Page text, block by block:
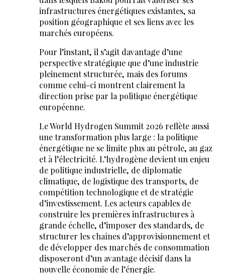
infrastructures énergétiques existantes, sa
position géographique et ses liens avec les
marchés européens.
Pour l’instant, il s’agit davantage d’une
perspective stratégique que d’une industrie
pleinement structurée, mais des forums
comme celui-ci montrent clairement la
direction prise par la politique énergétique
européenne.
Le World Hydrogen Summit 2026 reflète aussi
une transformation plus large : la politique
énergétique ne se limite plus au pétrole, au gaz
et à l’électricité. L’hydrogène devient un enjeu
de politique industrielle, de diplomatie
climatique, de logistique des transports, de
compétition technologique et de stratégie
d’investissement. Les acteurs capables de
construire les premières infrastructures à
grande échelle, d’imposer des standards, de
structurer les chaînes d’approvisionnement et
de développer des marchés de consommation
disposeront d’un avantage décisif dans la
nouvelle économie de l’énergie.